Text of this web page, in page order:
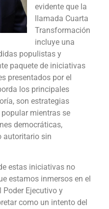
evidente que la
llamada Cuarta
Transformación
incluye una
populistas y
paquete de iniciativas
presentados por el
los principales
son estrategias
mientras se
democráticas,
autoritario sin
estas iniciativas no
estamos inmersos en el
Poder Ejecutivo y
como un intento del